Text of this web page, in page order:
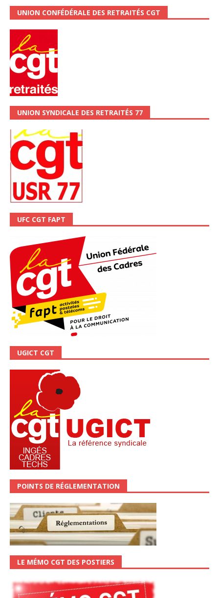
UNION CONFÉDÉRALE DES RETRAITÉS CGT
UNION SYNDICALE DES RETRAITÉS 77
UFC CGT FAPT
UGICT CGT
POINTS DE RÉGLEMENTATION
LE MÉMO CGT DES POSTIERS